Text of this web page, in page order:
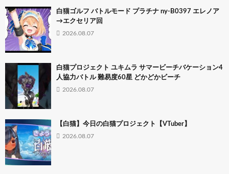
白猫ゴルフ バトルモード プラチナ ny-B0397 エレノア
→エクセリア回
2026.08.07
白猫プロジェクト ユキムラ サマービーチバケーション4
人協力バトル 難易度60星 どかどかビーチ
2026.08.07
【白猫】今日の白猫プロジェクト【VTuber】
2026.08.07